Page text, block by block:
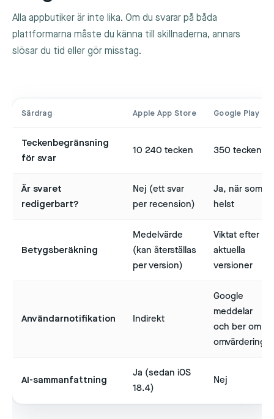
Alla appbutiker är inte lika. Om du svarar på båda
plattformarna måste du känna till skillnaderna, annars
slösar du tid eller gör misstag.
Särdrag Apple App Store Google Play
Teckenbegränsning
för svar
10 240 tecken 350 tecken
Är svaret
redigerbart?
Nej (ett svar
per recension)
Ja, när som
helst
Betygsberäkning
Medelvärde
(kan återställas
per version)
Viktat efter
aktuella
versioner
Användarnotifikation Indirekt
Google
meddelar
och ber om
omvärdering
AI-sammanfattning
Ja (sedan iOS
18.4)
Nej